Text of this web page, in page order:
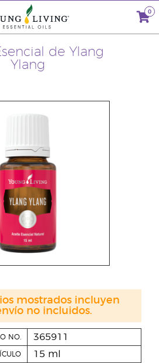
0
de Ylang
Ylang
NO. 365911
15 ml
mostrados incluyen
no incluidos.